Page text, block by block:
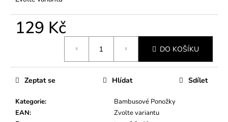
129 Kč
DO KOŠÍKU
Kategorie:
Bambusové Ponožky
EAN:
Zvolte variantu
Zeptat se Hlídat Sdílet